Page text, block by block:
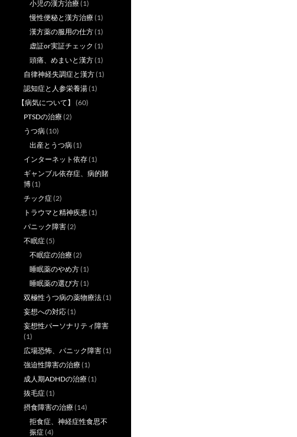
小児の漢方治療(1)
慢性便秘と漢方治療(1)
漢方薬の服用の仕方(1)
虚証or実証チェック (1)
頭痛、めまいと漢方(1)
自律神経失調症と漢方(1)
認知症と人参栄養湯(1)
【病気について】
(60)
PTSDの治療(2)
うつ病(10)
出産とうつ病(1)
インターネット依存(1)
ギャンブル依存症、病的賭
博(1)
チック症(2)
トラウマと精神疾患 (1)
パニック障害(2)
不眠症(5)
不眠症の治療(2)
睡眠薬のやめ方(1)
睡眠薬の選び方(1)
双極性うつ病の薬物療法(1)
妄想への対応(1)
妄想性パーソナリティ障害
(1)
広場恐怖、パニック障害(1)
強迫性障害の治療(1)
成人期ADHDの治療(1)
抜毛症(1)
摂食障害の治療(14)
拒食症、神経症性食思不
振症(4)